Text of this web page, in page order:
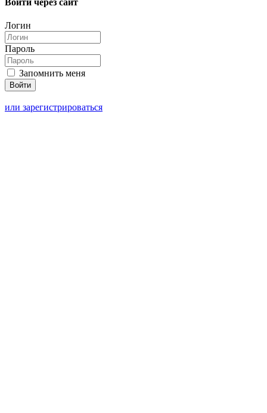
Логин
Пароль
Запомнить меня
или зарегистрироваться